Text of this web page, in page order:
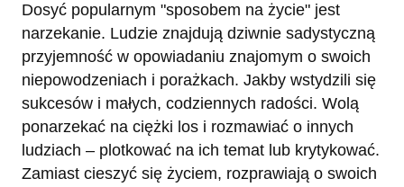
Dosyć popularnym "sposobem na życie" jest
narzekanie. Ludzie znajdują dziwnie sadystyczną
przyjemność w opowiadaniu znajomym o swoich
niepowodzeniach i porażkach. Jakby wstydzili się
sukcesów i małych, codziennych radości. Wolą
ponarzekać na ciężki los i rozmawiać o innych
ludziach – plotkować na ich temat lub krytykować.
Zamiast cieszyć się życiem, rozprawiają o swoich